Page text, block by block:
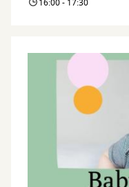
16:00 - 17:30